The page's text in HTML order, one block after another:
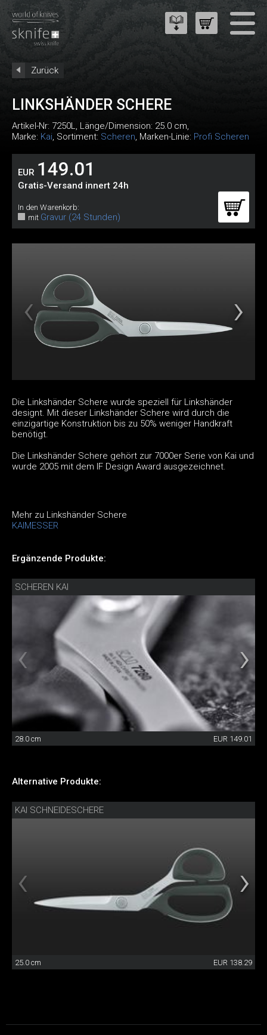
Zurück
LINKSHÄNDER SCHERE
Artikel-Nr: 7250L, Länge/Dimension: 25.0 cm,
Marke: Kai, Sortiment: Scheren, Marken-Linie: Profi Scheren
EUR 149.01
Gratis-Versand innert 24h
In den Warenkorb:
mit Gravur (24 Stunden)
Die Linkshänder Schere wurde speziell für Linkshänder
designt. Mit dieser Linkshänder Schere wird durch die
einzigartige Konstruktion bis zu 50% weniger Handkraft
benötigt.
Die Linkshänder Schere gehört zur 7000er Serie von Kai und
wurde 2005 mit dem IF Design Award ausgezeichnet.
Mehr zu Linkshänder Schere
KAIMESSER
Ergänzende Produkte:
SCHEREN KAI
28.0 cm EUR 149.01
Alternative Produkte:
KAI SCHNEIDESCHERE
25.0 cm EUR 138.29